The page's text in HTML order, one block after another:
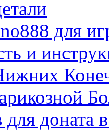
для
и
для